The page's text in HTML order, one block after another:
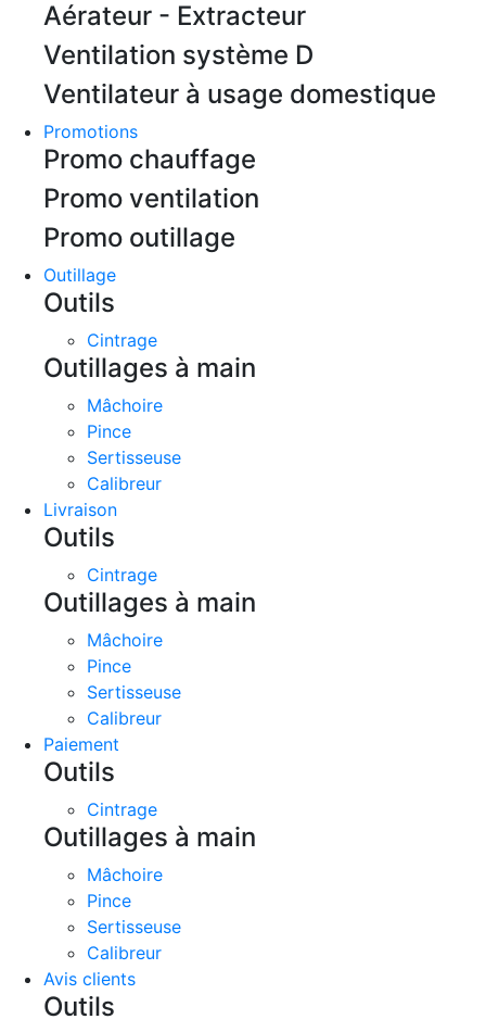
Aérateur - Extracteur
Ventilation système D
Ventilateur à usage domestique
Promotions
Promo chauffage
Promo ventilation
Promo outillage
Outillage
Outils
Cintrage
Outillages à main
Mâchoire
Pince
Sertisseuse
Calibreur
Livraison
Outils
Cintrage
Outillages à main
Mâchoire
Pince
Sertisseuse
Calibreur
Paiement
Outils
Cintrage
Outillages à main
Mâchoire
Pince
Sertisseuse
Calibreur
Avis clients
Outils